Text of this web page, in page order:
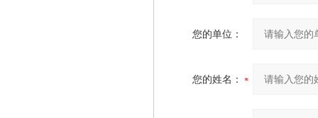
您的单位：
您的姓名：